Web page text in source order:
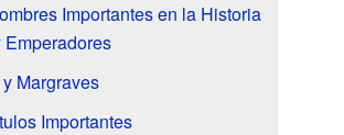
Importantes en la Historia
Emperadores
Margraves
Importantes